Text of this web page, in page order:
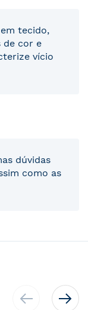
tecido,
de cor e
vício
dúvidas
como as